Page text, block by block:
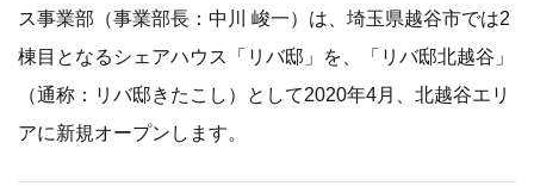
ス事業部（事業部長：中川 峻一）は、埼玉県越谷市では2
棟目となるシェアハウス「リバ邸」を、「リバ邸北越谷」
（通称：リバ邸きたこし）として2020年4月、北越谷エリ
アに新規オープンします。